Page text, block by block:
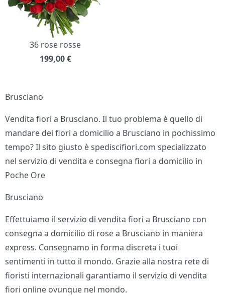
36 rose rosse
199,00 €
Brusciano
Vendita fiori a Brusciano. Il tuo problema è quello di
mandare dei fiori a domicilio a Brusciano in pochissimo
tempo? Il sito giusto è spediscifiori.com specializzato
nel servizio di vendita e consegna fiori a domicilio in
Poche Ore
Brusciano
Effettuiamo il servizio di vendita fiori a Brusciano con
consegna a domicilio di rose a Brusciano in maniera
express. Consegnamo in forma discreta i tuoi
sentimenti in tutto il mondo. Grazie alla nostra rete di
fioristi internazionali garantiamo il servizio di vendita
fiori online ovunque nel mondo.